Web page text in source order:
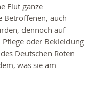
Flut ganze
Betroffenen, auch
dennoch auf
oder Bekleidung
Deutschen Roten
was sie am